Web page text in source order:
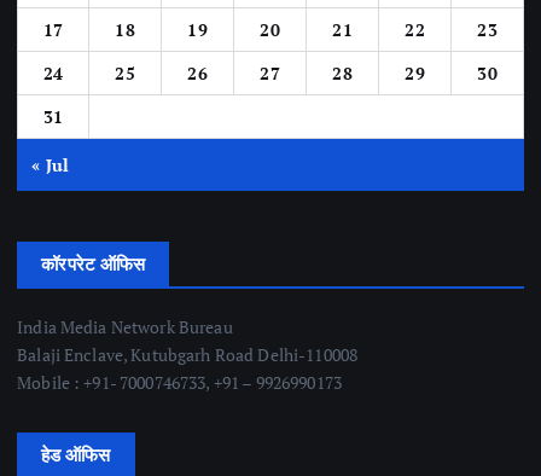
17
18 19 20 21 22
23
24
25 26 27 28 29
30
31
« Jul
कॉरपरेट ऑफिस
India Media Network Bureau
Balaji Enclave, Kutubgarh Road Delhi-110008
Mobile : +91- 7000746733, +91 – 9926990173
हेड ऑफिस